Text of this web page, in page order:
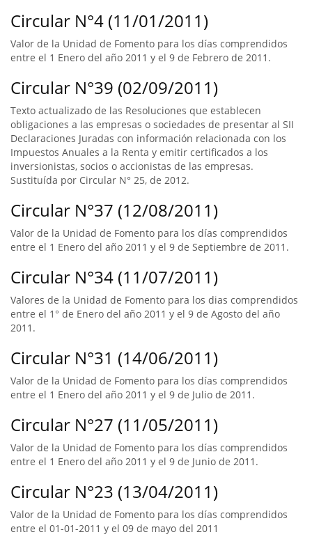
Circular N°4 (11/01/2011)
Valor de la Unidad de Fomento para los días comprendidos
entre el 1 Enero del año 2011 y el 9 de Febrero de 2011.
Circular N°39 (02/09/2011)
Texto actualizado de las Resoluciones que establecen
obligaciones a las empresas o sociedades de presentar al SII
Declaraciones Juradas con información relacionada con los
Impuestos Anuales a la Renta y emitir certificados a los
inversionistas, socios o accionistas de las empresas.
Sustituída por Circular N° 25, de 2012.
Circular N°37 (12/08/2011)
Valor de la Unidad de Fomento para los días comprendidos
entre el 1 Enero del año 2011 y el 9 de Septiembre de 2011.
Circular N°34 (11/07/2011)
Valores de la Unidad de Fomento para los dias comprendidos
entre el 1° de Enero del año 2011 y el 9 de Agosto del año
2011.
Circular N°31 (14/06/2011)
Valor de la Unidad de Fomento para los días comprendidos
entre el 1 Enero del año 2011 y el 9 de Julio de 2011.
Circular N°27 (11/05/2011)
Valor de la Unidad de Fomento para los días comprendidos
entre el 1 Enero del año 2011 y el 9 de Junio de 2011.
Circular N°23 (13/04/2011)
Valor de la Unidad de Fomento para los días comprendidos
entre el 01-01-2011 y el 09 de mayo del 2011